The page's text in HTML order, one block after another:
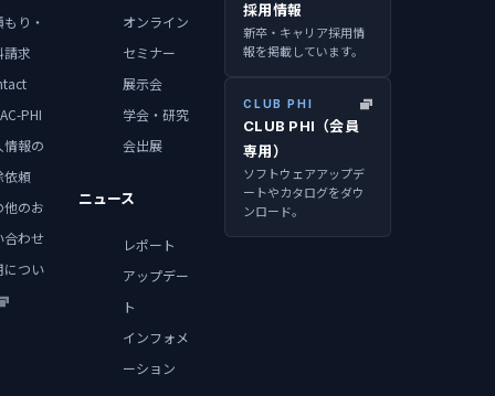
もり・
請求
PHI
情報の
依頼
他のお
合わせ
につい
オンライン
セミナー
展示会
学会・研究
会出展
ニュース
レポート
アップデー
ト
インフォメ
ーション
採用情報
新卒・キャリア採用情
報を掲載しています。
CLUB PHI
CLUB PHI（会員
専用）
ソフトウェアアップデ
ートやカタログをダウ
ンロード。